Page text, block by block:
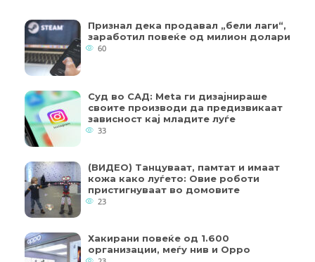
Признал дека продавал „бели лаги“,
заработил повеќе од милион долари
60
Суд во САД: Meta ги дизајнираше
своите производи да предизвикаат
зависност кај младите луѓе
33
(ВИДЕО) Танцуваат, памтат и имаат
кожа како луѓето: Овие роботи
пристигнуваат во домовите
23
Хакирани повеќе од 1.600
организации, меѓу нив и Oppo